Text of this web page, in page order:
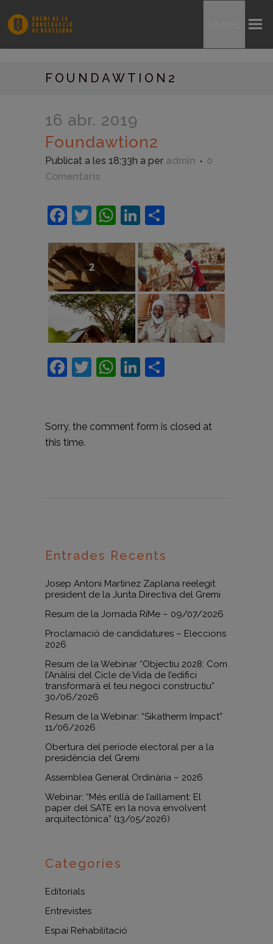
FOUNDAWTION2
16 abr. 2019
Foundawtion2
Publicat a les 18:33h a per admin
0
Comentaris
Facebook
Twitter
WhatsApp
LinkedIn
2 1
3 4
Facebook
Twitter
WhatsApp
LinkedIn
Sorry, the comment form is closed at
this time.
Entrades Recents
Josep Antoni Martínez Zaplana reelegit
president de la Junta Directiva del Gremi
Resum de la Jornada RiMe – 09/07/2026
Proclamació de candidatures – Eleccions
2026
Resum de la Webinar “Objectiu 2028: Com
l’Anàlisi del Cicle de Vida de l’edifici
transformarà el teu negoci constructiu”
30/06/2026
Resum de la Webinar: “Sikatherm Impact”
11/06/2026
Obertura del període electoral per a la
presidència del Gremi
Assemblea General Ordinària – 2026
Webinar: “Més enllà de l’aillament: El
paper del SATE en la nova envolvent
arquitectònica” (13/05/2026)
Categories
Editorials
Entrevistes
Espai Rehabilitació